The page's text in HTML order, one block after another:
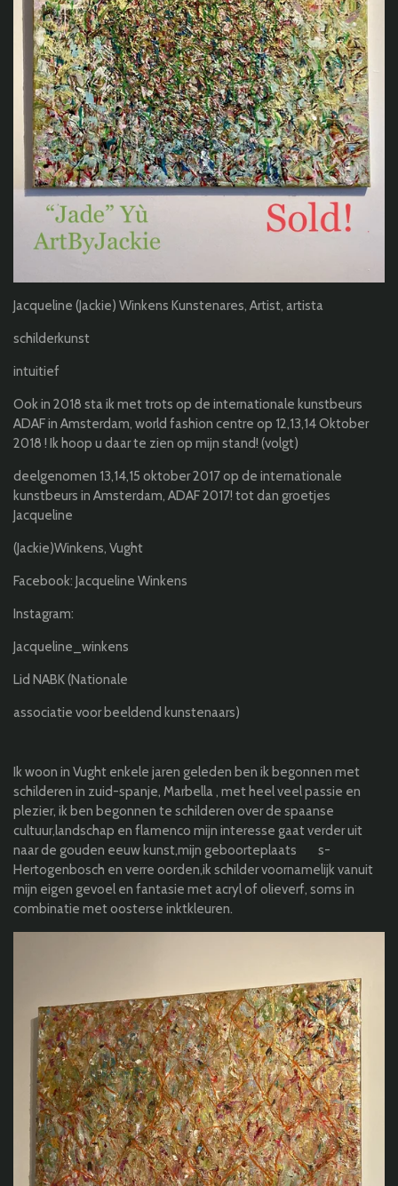
Jacqueline (Jackie) Winkens Kunstenares, Artist, artista
schilderkunst
intuitief
Ook in 2018 sta ik met trots op de internationale kunstbeurs
ADAF in Amsterdam, world fashion centre op 12,13,14 Oktober
2018 ! Ik hoop u daar te zien op mijn stand! (volgt)
deelgenomen 13,14,15 oktober 2017 op de internationale
kunstbeurs in Amsterdam, ADAF 2017! tot dan groetjes
Jacqueline
(Jackie)Winkens, Vught
Facebook: Jacqueline Winkens
Instagram:
Jacqueline_winkens
Lid NABK (Nationale
associatie voor beeldend kunstenaars)
Ik woon in Vught enkele jaren geleden ben ik begonnen met
schilderen in zuid-spanje, Marbella , met heel veel passie en
plezier, ik ben begonnen te schilderen over de spaanse
cultuur,landschap en flamenco mijn interesse gaat verder uit
naar de gouden eeuw kunst,mijn geboorteplaats s-
Hertogenbosch en verre oorden,ik schilder voornamelijk vanuit
mijn eigen gevoel en fantasie met acryl of olieverf, soms in
combinatie met oosterse inktkleuren.